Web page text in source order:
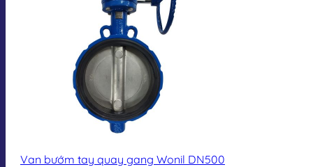
Van bướm tay quay gang Wonil DN500